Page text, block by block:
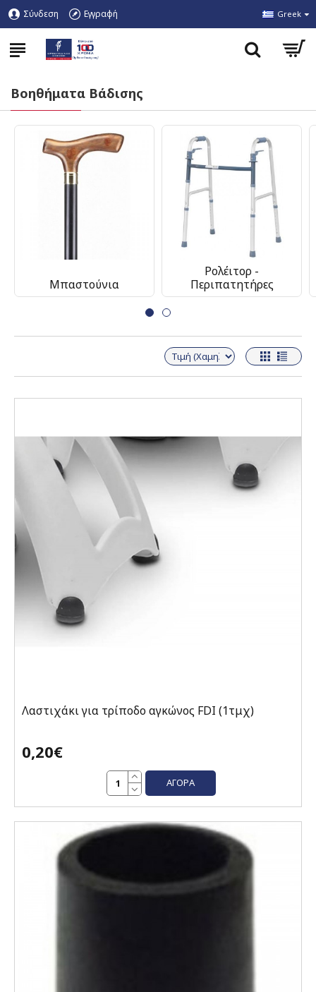
Σύνδεση Εγγραφή Greek
Βοηθήματα Βάδισης
Μπαστούνια
Ρολέιτορ -
Περιπατητήρες
Λαστιχάκι για τρίποδο αγκώνoς FDI (1τμχ)
0,20€
ΑΓΟΡΆ